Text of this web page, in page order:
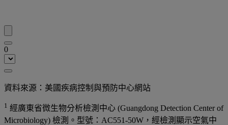
0
資料來源：美國疾病控制與預防中心網站
1 經廣東省微生物分析檢測中心 (Guangdong Detection Center of
Microbiology) 檢測。型號：AC551-50W，經檢測顯示空氣中